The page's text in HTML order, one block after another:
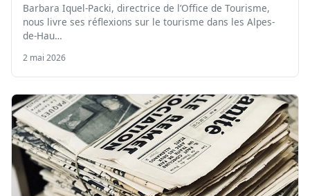
Barbara Iquel-Packi, directrice de l’Office de Tourisme,
nous livre ses réflexions sur le tourisme dans les Alpes-
de-Hau…
2 mai 2026